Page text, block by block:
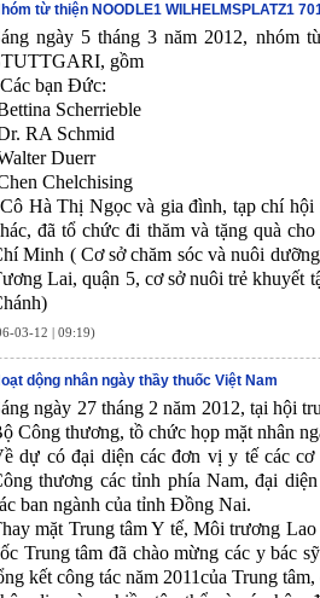
từ thiện NOODLE1 WILHELMSPLATZ1
ngày 5 tháng 3 năm 2012, nhóm
gồm
bạn Đức:
Scherrieble
RA Schmid
Duerr
Chelchising
Hà Thị Ngọc và gia đình, tạp chí hội
đã tổ chức đi thăm và tặng quà
Minh ( Cơ sở chăm sóc và nuôi
Lai, quận 5, cơ sở nuôi trẻ khuyết
03-12 | 09:19)
dộng nhân ngày thầy thuốc Việt Nam
ngày 27 tháng 2 năm 2012, tại hội
Công thương, tồ chức họp mặt nhân
dự có đại diện các đơn vị y tế các cơ
thương các tỉnh phía Nam, đại
ban ngành của tỉnh Đồng Nai.
mặt Trung tâm Y tế, Môi trương
Trung tâm đã chào mừng các y bác
kết công tác năm 2011của Trung